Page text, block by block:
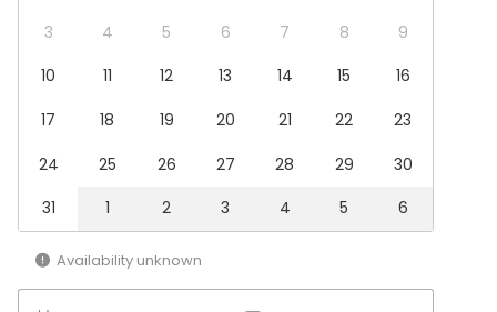
Meeting room
Classroom
Additional information about services and facilities
Kokouspaketteihin sisältyy pääkokoustila
3
4 5 6 7 8
9
10
11 12 13 14 15
16
17
18 19 20 21 22
23
24
25 26 27 28 29
30
31
1 2 3 4 5 6
Availability unknown